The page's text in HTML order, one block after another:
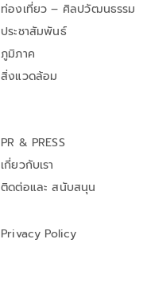
ท่องเที่ยว – ศิลปวัฒนธรรม
ประชาสัมพันธ์
ภูมิภาค
สิ่งแวดล้อม
PR & PRESS
เกี่ยวกับเรา
ติดต่อและ สนับสนุน
Privacy Policy